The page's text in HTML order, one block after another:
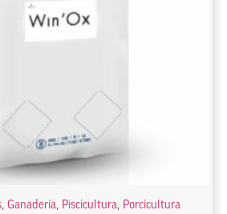
, Ganadería, Piscicultura, Porcicultura